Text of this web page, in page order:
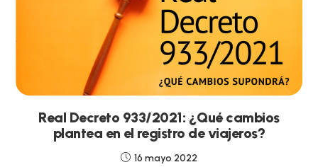
Real Decreto 933/2021: ¿Qué cambios
plantea en el registro de viajeros?
16 mayo 2022